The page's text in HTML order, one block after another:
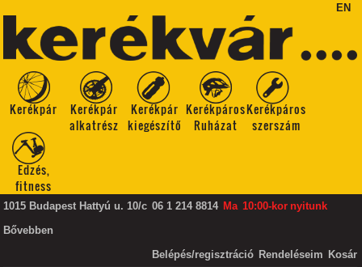
EN
Kerékpár
Kerékpár
alkatrész
Kerékpár
kiegészítő
Kerékpáros
Ruházat
Kerékpáros
szerszám
Edzés,
fitness
1015 Budapest Hattyú u. 10/c 06 1 214 8814 Ma 10:00-kor nyitunk
Bővebben
Belépés/regisztráció Rendeléseim Kosár